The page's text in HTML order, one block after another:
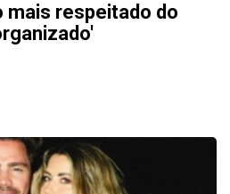
mais respeitado do